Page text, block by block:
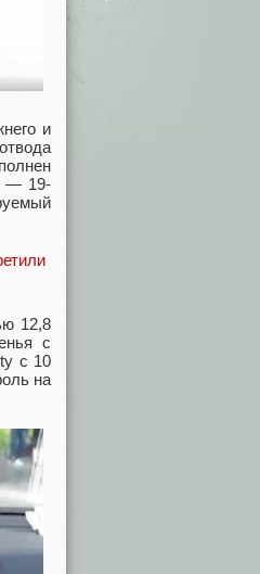
и
— 19-
12,8
с
с 10
на